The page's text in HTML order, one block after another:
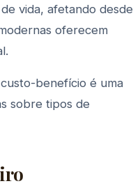
vida, afetando desde
oferecem
benefício é uma
sobre tipos de